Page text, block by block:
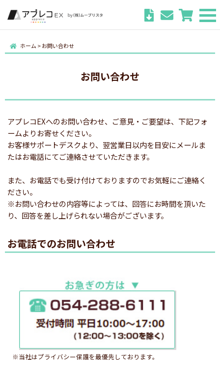
ホーム >お問い合わせ
お問い合わせ
アプレコEXへのお問い合わせ、ご意見・ご要望は、下記フォ
ームよりお寄せください。
お客様サポートデスクより、翌営業日以内を目安にメールま
たはお電話にてご連絡させていただきます。
また、お電話でも受け付けておりますのでお気軽にご連絡く
ださい。
※お問い合わせの内容等によっては、回答にお時間を頂いた
り、回答を差し上げられない場合がございます。
お電話でのお問い合わせ
※当社はプライバシー保護を最優先しております。